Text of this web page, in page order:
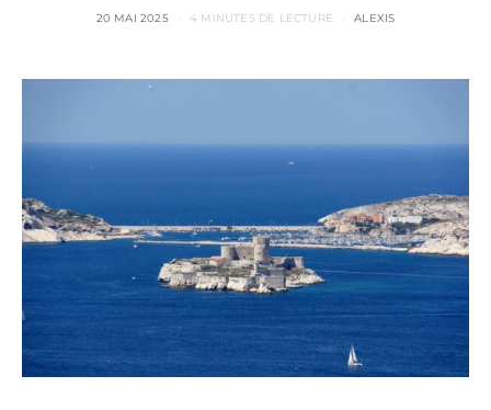
20 MAI 2025 4 MINUTES DE LECTURE ALEXIS